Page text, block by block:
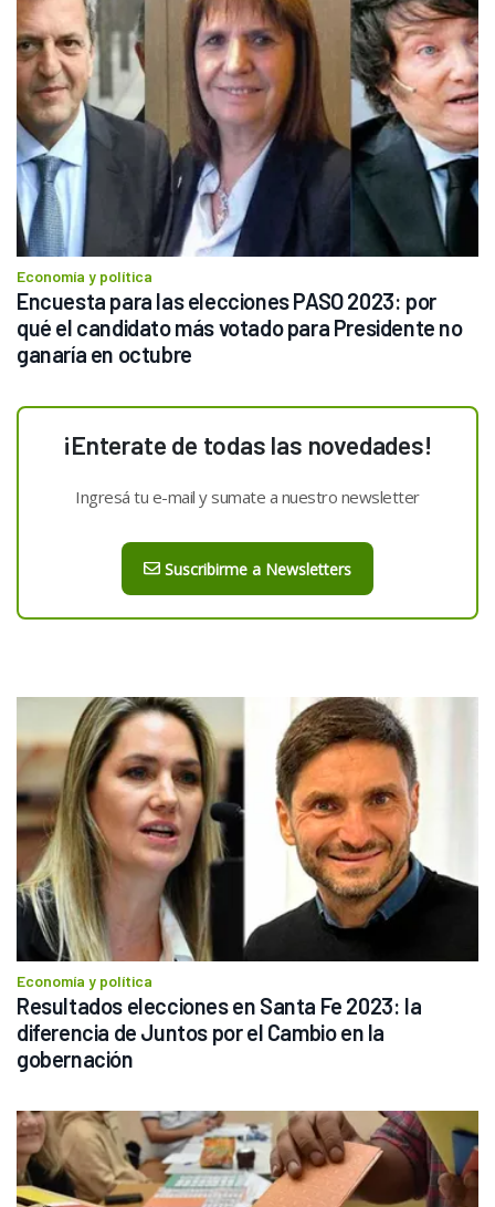
Economía y política
Encuesta para las elecciones PASO 2023: por
qué el candidato más votado para Presidente no
ganaría en octubre
¡Enterate de todas las novedades!
Ingresá tu e-mail y sumate a nuestro newsletter
Suscribirme a Newsletters
Economía y política
Resultados elecciones en Santa Fe 2023: la
diferencia de Juntos por el Cambio en la
gobernación